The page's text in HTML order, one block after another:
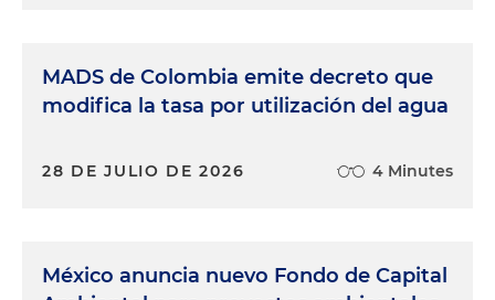
MADS de Colombia emite decreto que
modifica la tasa por utilización del agua
28 DE JULIO DE 2026 4 Minutes
México anuncia nuevo Fondo de Capital